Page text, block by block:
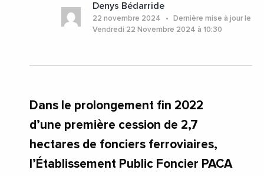
#Urbanisme
#BouchesDuRhone
#ProvenceAlpesCoteDAzur
Denys Bédarride
22 novembre 2024
Dernière mise à jour le
Vendredi 22 Novembre 2024 à 10:30
Dans le prolongement fin 2022
d’une première cession de 2,7
hectares de fonciers ferroviaires,
l’Établissement Public Foncier PACA